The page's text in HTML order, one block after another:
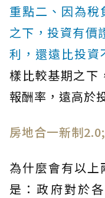
重點二、因為稅
之下，投資有價
利，還遠比投資
樣比較基期之下
報酬率，遠高於
房地合一新制
為什麼會有以上
是：政府對於